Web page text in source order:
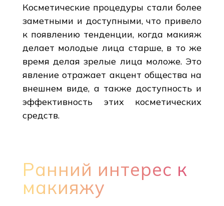
Косметические процедуры стали более
заметными и доступными, что привело
к появлению тенденции, когда макияж
делает молодые лица старше, в то же
время делая зрелые лица моложе. Это
явление отражает акцент общества на
внешнем виде, а также доступность и
эффективность этих косметических
средств.
Ранний интерес к
макияжу